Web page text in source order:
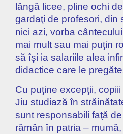
lângă licee, pline ochi
gardaţi de profesori, din
nici azi, vorba
mai mult sau mai puţin
să îşi ia salariile alea
didactice care le
Cu puţine excepţii,
Jiu studiază în
sunt responsabili faţă
rămân în patria –